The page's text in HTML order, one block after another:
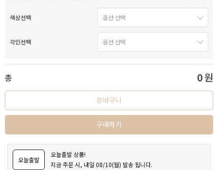
색상선택
각인선택
총 0원
장바구니
구매하기
오늘출발
오늘출발 상품!
지금 주문 시, 내일 08/10(월) 발송 됩니다.